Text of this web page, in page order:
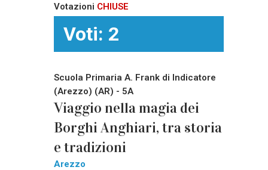
Votazioni CHIUSE
Voti: 2
Scuola Primaria A. Frank di Indicatore
(Arezzo) (AR) - 5A
Viaggio nella magia dei
Borghi Anghiari, tra storia
e tradizioni
Arezzo